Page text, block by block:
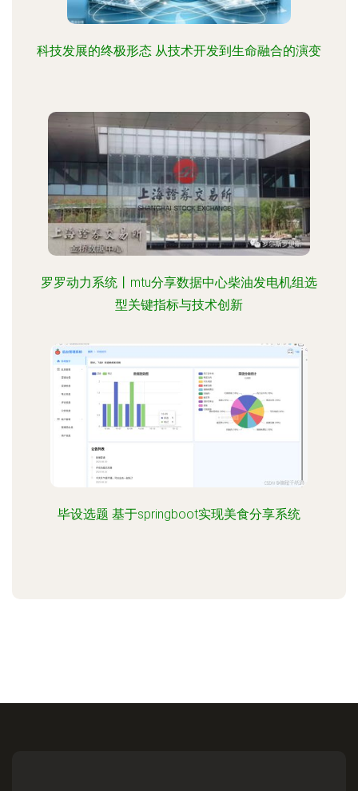
科技发展的终极形态 从技术开发到生命融合的演变
罗罗动力系统丨mtu分享数据中心柴油发电机组选
型关键指标与技术创新
毕设选题 基于springboot实现美食分享系统